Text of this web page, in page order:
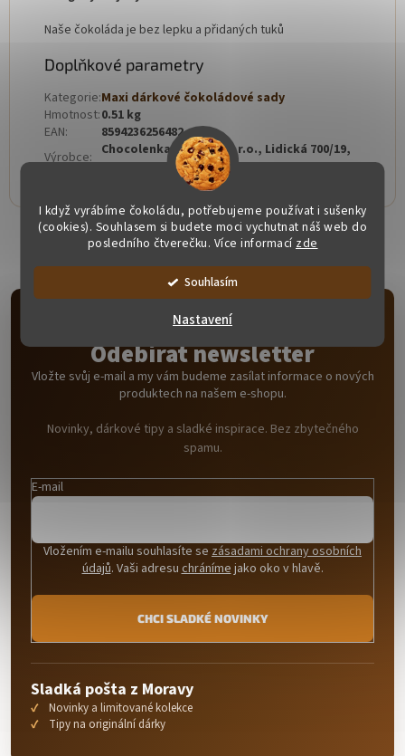
I když vyrábíme čokoládu, potřebujeme používat i sušenky
(cookies). Souhlasem si budete moci vychutnat náš web do
posledního čtverečku. Více informací zde
Souhlasím
Nastavení
Naše čokoláda je bez lepku a přidaných tuků
Doplňkové parametry
Kategorie:Maxi dárkové čokoládové sady
Hmotnost:0.51 kg
EAN:
8594236256482
Výrobce: Chocolenka, Carezza s.r.o., Lidická 700/19,
602 00 Brno-Veveří
Odebírat newsletter
Vložte svůj e-mail a my vám budeme zasílat informace o nových
produktech na našem e-shopu.
Novinky, dárkové tipy a sladké inspirace. Bez zbytečného
spamu.
E-mail
Vložením e-mailu souhlasíte se zásadami ochrany osobních
údajů. Vaši adresuchránímejako oko v hlavě.
CHCI SLADKÉ NOVINKY
Sladká pošta z Moravy
Novinky a limitované kolekce
Tipy na originální dárky